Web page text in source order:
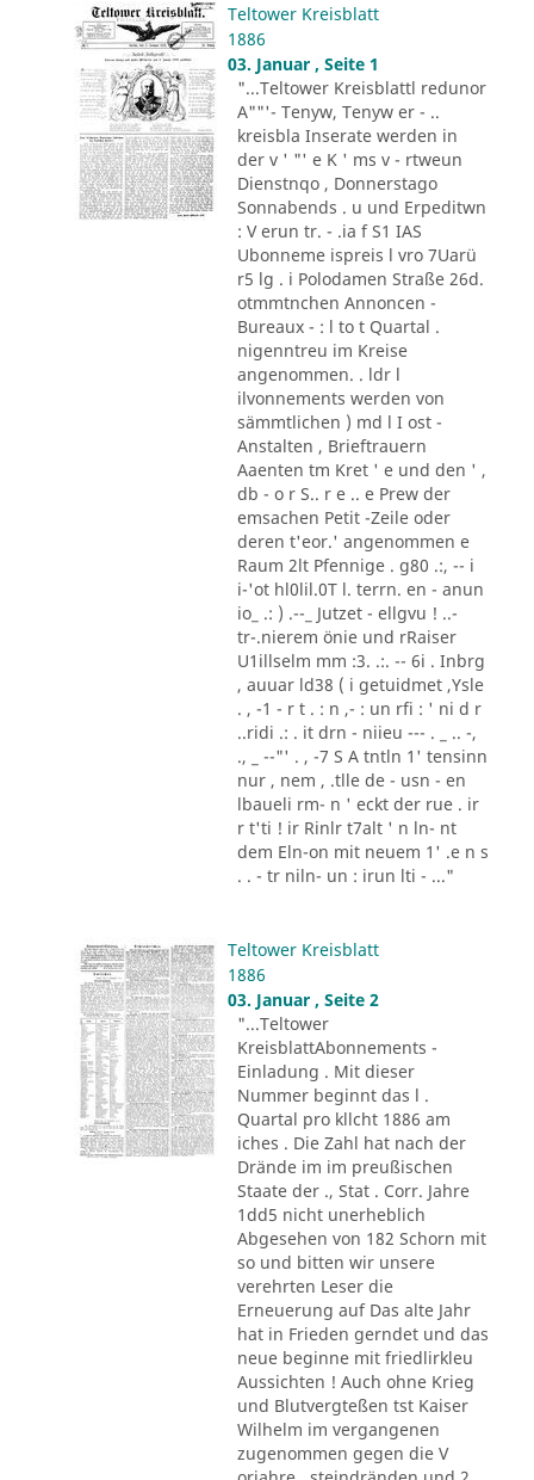
Teltower Kreisblatt
1886
03. Januar , Seite 1
"...Teltower Kreisblattl redunor
A""'- Tenyw, Tenyw er - ..
kreisbla Inserate werden in
der v ' "' e K ' ms v - rtweun
Dienstnqo , Donnerstago
Sonnabends . u und Erpeditwn
: V erun tr. - .ia f S1 IAS
Ubonneme ispreis l vro 7Uarü
r5 lg . i Polodamen Straße 26d.
otmmtnchen Annoncen -
Bureaux - : l to t Quartal .
nigenntreu im Kreise
angenommen. . ldr l
ilvonnements werden von
sämmtlichen ) md l I ost -
Anstalten , Brieftrauern
Aaenten tm Kret ' e und den ' ,
db - o r S.. r e .. e Prew der
emsachen Petit -Zeile oder
deren t'eor.' angenommen e
Raum 2lt Pfennige . g80 .:, -- i
i-'ot hl0lil.0T l. terrn. en - anun
io_ .: ) .--_ Jutzet - ellgvu ! ..-
tr-.nierem önie und rRaiser
U1illselm mm :3. .:. -- 6i . Inbrg
, auuar ld38 ( i getuidmet ,Ysle
. , -1 - r t . : n ,- : un rfi : ' ni d r
..ridi .: . it drn - niieu --- . _ .. -,
., _ --"' . , -7 S A tntln 1' tensinn
nur , nem , .tlle de - usn - en
lbaueli rm- n ' eckt der rue . ir
r t'ti ! ir Rinlr t7alt ' n ln- nt
dem Eln-on mit neuem 1' .e n s
. . - tr niln- un : irun lti - ..."
Teltower Kreisblatt
1886
03. Januar , Seite 2
"...Teltower
KreisblattAbonnements -
Einladung . Mit dieser
Nummer beginnt das l .
Quartal pro kllcht 1886 am
iches . Die Zahl hat nach der
Drände im im preußischen
Staate der ., Stat . Corr. Jahre
1dd5 nicht unerheblich
Abgesehen von 182 Schorn mit
so und bitten wir unsere
verehrten Leser die
Erneuerung auf Das alte Jahr
hat in Frieden gerndet und das
neue beginne mit friedlirkleu
Aussichten ! Auch ohne Krieg
und Blutvergteßen tst Kaiser
Wilhelm im vergangenen
zugenommen gegen die V